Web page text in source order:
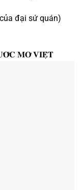
đại sứ quán)
𝐌𝐎̛ 𝐕𝐈𝐄̣̂𝐓